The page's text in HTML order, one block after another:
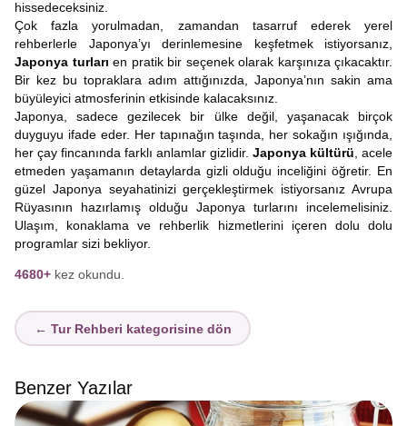
hissedeceksiniz.
Çok fazla yorulmadan, zamandan tasarruf ederek yerel
rehberlerle Japonya’yı derinlemesine keşfetmek istiyorsanız,
Japonya turları en pratik bir seçenek olarak karşınıza çıkacaktır.
Bir kez bu topraklara adım attığınızda, Japonya’nın sakin ama
büyüleyici atmosferinin etkisinde kalacaksınız.
Japonya, sadece gezilecek bir ülke değil, yaşanacak birçok
duyguyu ifade eder. Her tapınağın taşında, her sokağın ışığında,
her çay fincanında farklı anlamlar gizlidir. Japonya kültürü , acele
etmeden yaşamanın detaylarda gizli olduğu inceliğini öğretir. En
güzel Japonya seyahatinizi gerçekleştirmek istiyorsanız Avrupa
Rüyasının hazırlamış olduğu Japonya turlarını incelemelisiniz.
Ulaşım, konaklama ve rehberlik hizmetlerini içeren dolu dolu
programlar sizi bekliyor.
4680+ kez okundu.
← Tur Rehberi kategorisine dön
Benzer Yazılar